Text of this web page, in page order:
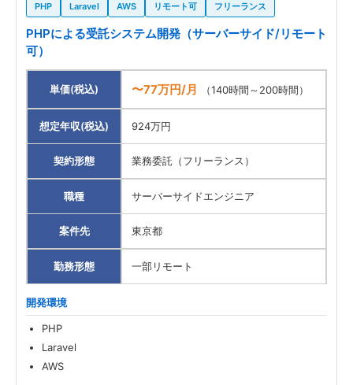
PHP Laravel AWS リモート可 フリーランス
PHPによる受託システム開発（サーバーサイド/リモート
可）
単価(税込) 〜77万円/月 （140時間～200時間）
想定年収(税込) 924万円
契約形態 業務委託（フリーランス）
職種 サーバーサイドエンジニア
案件先 東京都
勤務形態 一部リモート
開発環境
PHP
Laravel
AWS